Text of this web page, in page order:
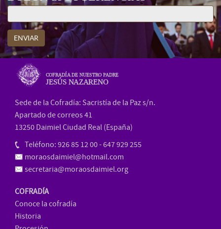
ENVIAR
COFRADÍA DE NUESTRO PADRE
JESÚS NAZARENO
Sede de la Cofradía: Sacristía de la Paz s/n.
Apartado de correos 41
13250 Daimiel Ciudad Real (España)
Teléfono: 926 85 12 00 - 647 929 255
moraosdaimiel@hotmail.com
secretaria@moraosdaimiel.org
COFRADÍA
Conoce la cofradía
Historia